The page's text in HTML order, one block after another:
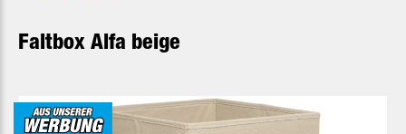
Faltbox Alfa beige
Bildergalerie überspringen